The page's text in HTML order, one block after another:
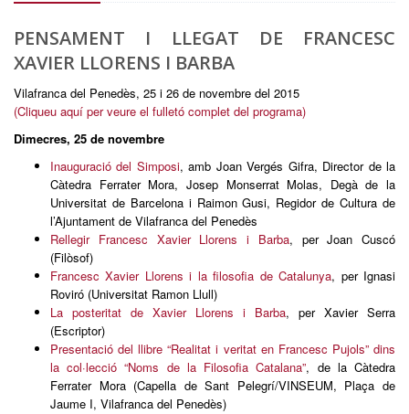
PENSAMENT I LLEGAT DE FRANCESC
XAVIER LLORENS I BARBA
Vilafranca del Penedès, 25 i 26 de novembre del 2015
(Cliqueu aquí per veure el fulletó complet del programa)
Dimecres, 25 de novembre
Inauguració del Simposi, amb Joan Vergés Gifra, Director de la
Càtedra Ferrater Mora, Josep Monserrat Molas, Degà de la
Universitat de Barcelona i Raimon Gusi, Regidor de Cultura de
l’Ajuntament de Vilafranca del Penedès
Rellegir Francesc Xavier Llorens i Barba, per Joan Cuscó
(Filòsof)
Francesc Xavier Llorens i la filosofia de Catalunya, per Ignasi
Roviró (Universitat Ramon Llull)
La posteritat de Xavier Llorens i Barba, per Xavier Serra
(Escriptor)
Presentació del llibre “Realitat i veritat en Francesc Pujols” dins
la col·lecció “Noms de la Filosofia Catalana”, de la Càtedra
Ferrater Mora (Capella de Sant Pelegrí/VINSEUM, Plaça de
Jaume I, Vilafranca del Penedès)